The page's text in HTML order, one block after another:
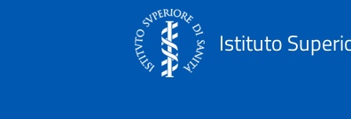
Istituto